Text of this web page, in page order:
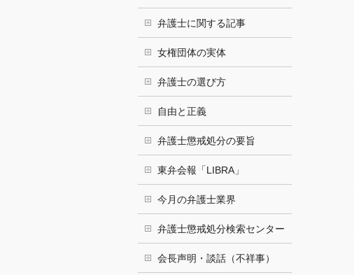
弁護士に関する記事
女権団体の実体
弁護士の選び方
自由と正義
弁護士懲戒処分の要旨
東弁会報「LIBRA」
今月の弁護士業界
弁護士懲戒処分検索センター
会長声明・談話（不祥事）